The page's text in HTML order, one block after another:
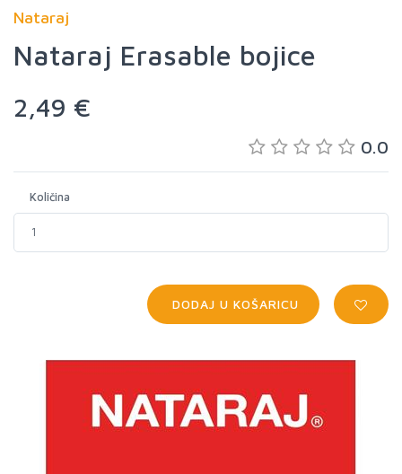
Nataraj
Nataraj Erasable bojice
2,49 €
0.0
Količina
DODAJ U KOŠARICU